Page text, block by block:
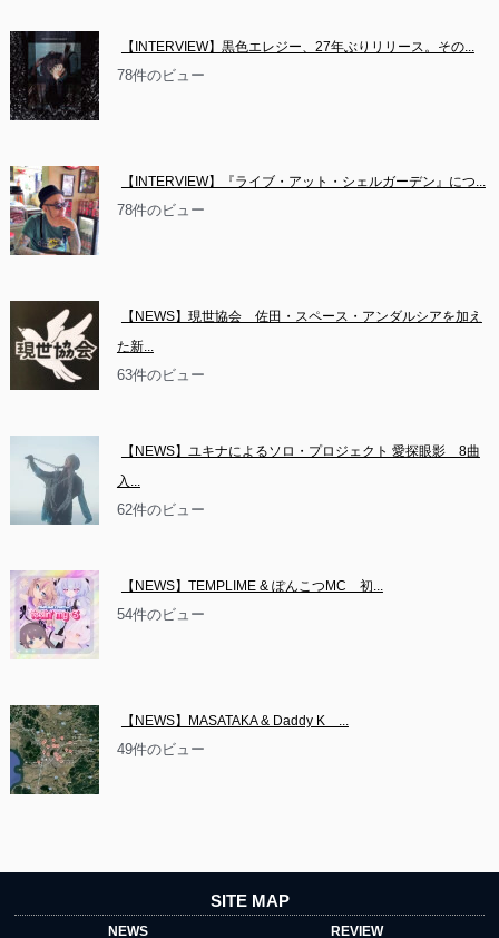
【INTERVIEW】黒色エレジー、27年ぶりリリース。その...
78件のビュー
【INTERVIEW】『ライブ・アット・シェルガーデン』につ...
78件のビュー
【NEWS】現世協会　佐田・スペース・アンダルシアを加え
た新...
63件のビュー
【NEWS】ユキナによるソロ・プロジェクト 愛探眼影　8曲
入...
62件のビュー
【NEWS】TEMPLIME & ぽんこつMC　初...
54件のビュー
【NEWS】MASATAKA & Daddy K　...
49件のビュー
SITE MAP
NEWS REVIEW